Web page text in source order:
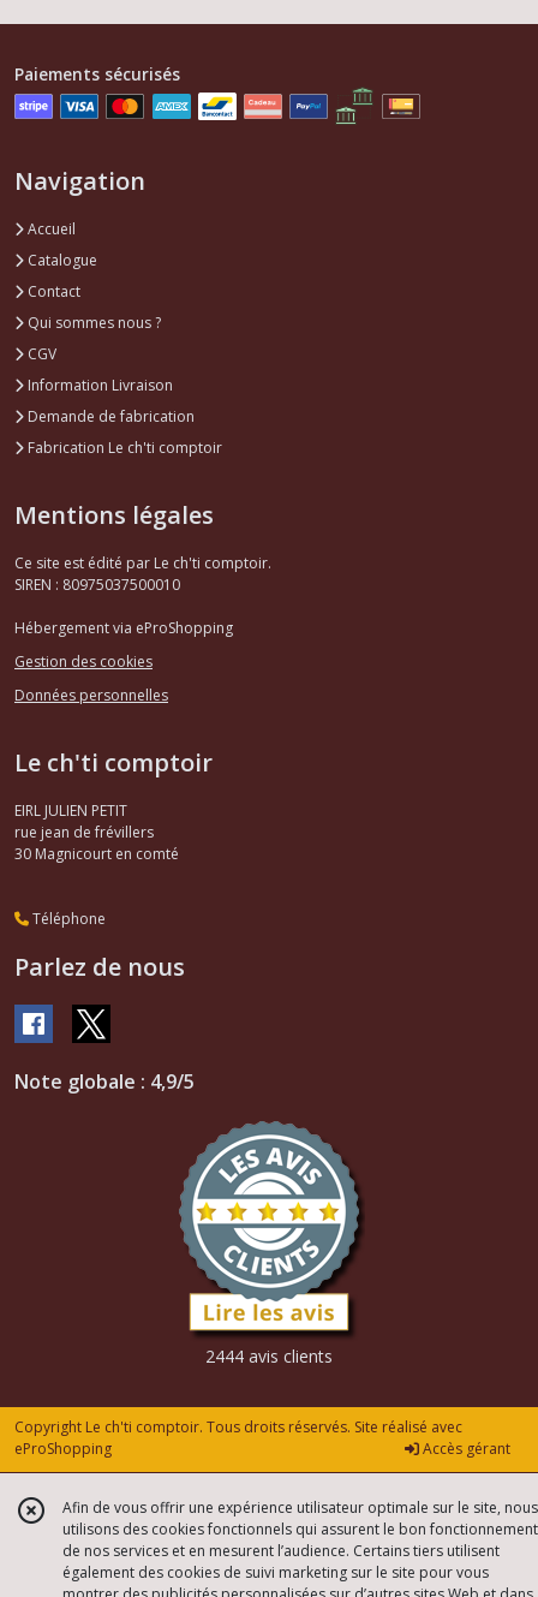
Paiements sécurisés
Navigation
Accueil
Catalogue
Contact
Qui sommes nous ?
CGV
Information Livraison
Demande de fabrication
Fabrication Le ch'ti comptoir
Mentions légales
Ce site est édité par Le ch'ti comptoir.
SIREN : 80975037500010
Hébergement via eProShopping
Gestion des cookies
Données personnelles
Le ch'ti comptoir
EIRL JULIEN PETIT
rue jean de frévillers
30 Magnicourt en comté
Téléphone
Parlez de nous
Note globale : 4,9/5
2444 avis clients
Copyright Le ch'ti comptoir. Tous droits réservés. Site réalisé avec
eProShopping
Accès gérant
Afin de vous offrir une expérience utilisateur optimale sur le site, nous
utilisons des cookies fonctionnels qui assurent le bon fonctionnement
de nos services et en mesurent l’audience. Certains tiers utilisent
également des cookies de suivi marketing sur le site pour vous